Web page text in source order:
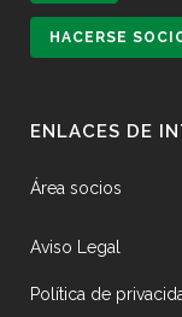
HACERSE
ENLACES DE
Área socios
Aviso Legal
Política de